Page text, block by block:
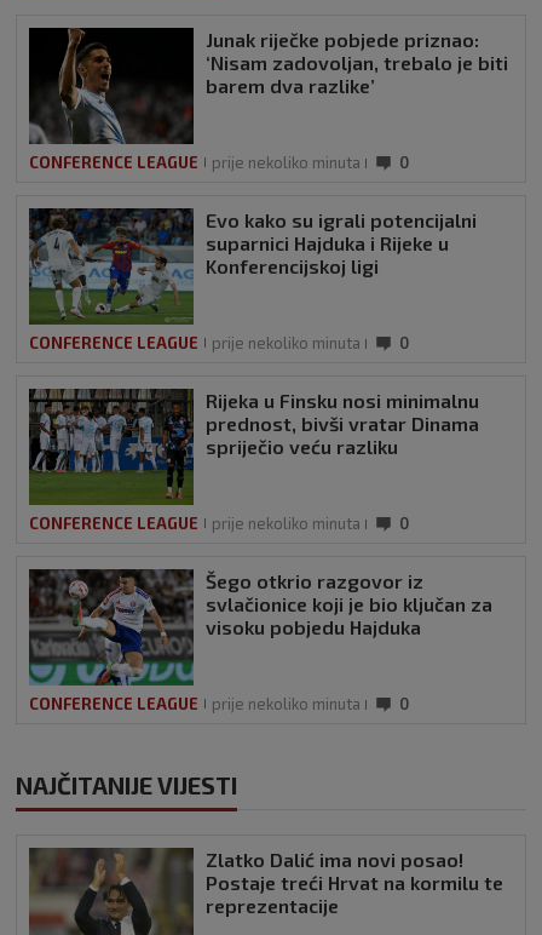
Junak riječke pobjede priznao:
‘Nisam zadovoljan, trebalo je biti
barem dva razlike’
CONFERENCE LEAGUE prije nekoliko minuta 0
Evo kako su igrali potencijalni
suparnici Hajduka i Rijeke u
Konferencijskoj ligi
CONFERENCE LEAGUE prije nekoliko minuta 0
Rijeka u Finsku nosi minimalnu
prednost, bivši vratar Dinama
spriječio veću razliku
CONFERENCE LEAGUE prije nekoliko minuta 0
Šego otkrio razgovor iz
svlačionice koji je bio ključan za
visoku pobjedu Hajduka
CONFERENCE LEAGUE prije nekoliko minuta 0
NAJČITANIJE VIJESTI
Zlatko Dalić ima novi posao!
Postaje treći Hrvat na kormilu te
reprezentacije